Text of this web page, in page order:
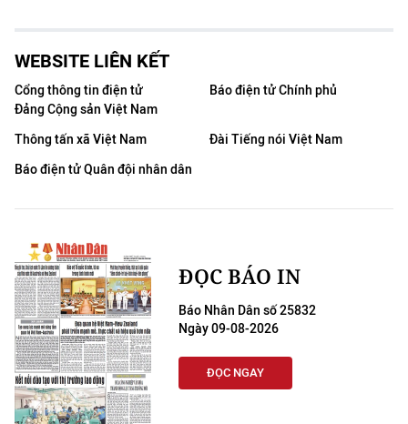
WEBSITE LIÊN KẾT
Cổng thông tin điện tử
Đảng Cộng sản Việt Nam
Báo điện tử Chính phủ
Thông tấn xã Việt Nam
Đài Tiếng nói Việt Nam
Báo điện tử Quân đội nhân dân
ĐỌC BÁO IN
Báo Nhân Dân số 25832
Ngày 09-08-2026
ĐỌC NGAY